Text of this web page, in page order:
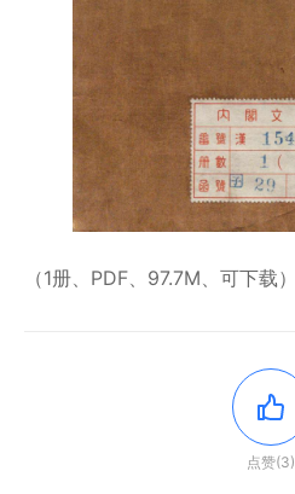
（1册、PDF、97.7M、可下载）
点赞(3)